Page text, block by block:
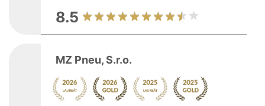
8.5
MZ Pneu, S.r.o.